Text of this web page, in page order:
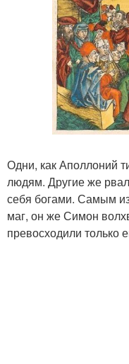
Одни, как Аполлоний
людям. Другие же
себя богами. Самым
маг, он же Симон
превосходили только